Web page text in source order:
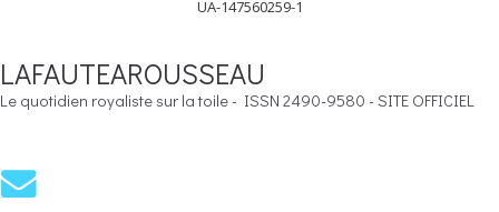
UA-147560259-1
LAFAUTEAROUSSEAU
Le quotidien royaliste sur la toile - ISSN 2490-9580 - SITE OFFICIEL